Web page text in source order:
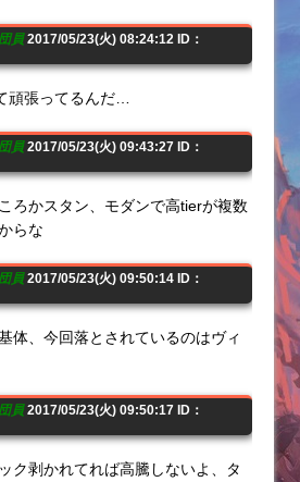
員2017/05/23(火) 08:24:12 ID：
頑張ってるんだ…
員2017/05/23(火) 09:43:27 ID：
ろかスタン、モダンで高tierが複数
らな
員2017/05/23(火) 09:50:14 ID：
体、今回落とされているのはヴィ
員2017/05/23(火) 09:50:17 ID：
ク剥かれてれば高騰しないよ、タ